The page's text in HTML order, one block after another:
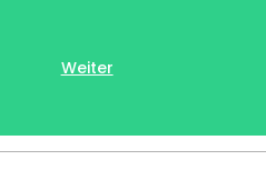
Weiter